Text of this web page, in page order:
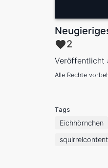
2
Veröffentlicht
Alle Rechte
Tags
Eichhörnchen
squirrelcontent